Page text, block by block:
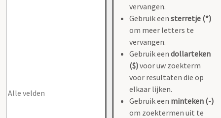
vervangen.
Gebruik een sterretje (*)
om meer letters te
vervangen.
Gebruik een dollarteken
($)voor uw zoekterm
voor resultaten die op
elkaar lijken.
Gebruik een minteken (-)
om zoektermen uit te